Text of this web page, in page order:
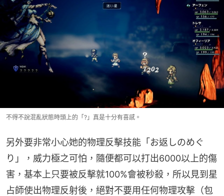
不得不說混亂狀態時頭上的「?」真是十分有喜感。
另外要非常小心她的物理反擊技能「お返しのめぐ
り」，威力極之可怕，隨便都可以打出6000以上的傷
害，基本上只要被反擊就100%會被秒殺，所以見到星
占師使出物理反射後，絕對不要用任何物理攻擊（包